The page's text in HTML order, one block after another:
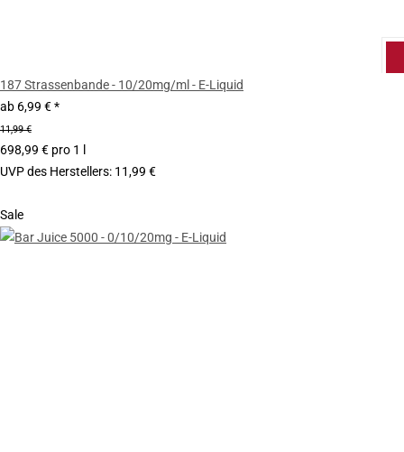
187 Strassenbande - 10/20mg/ml - E-Liquid
ab 6,99 €*
11,99 €
698,99 € pro 1 l
UVP des Herstellers: 11,99 €
Sale